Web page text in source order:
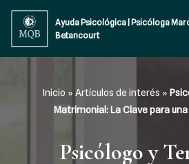
Saltar
al
Ayuda Psicológica | Psicóloga
Betancourt
Inicio » Artículos de interés »
Matrimonial: La Clave para
Psicólogo y